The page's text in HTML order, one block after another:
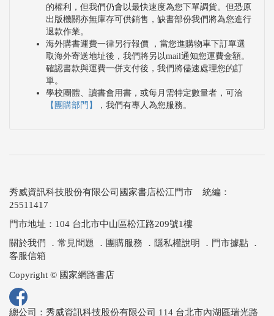
的權利，但我們仍會以最快速度為您下單調貨。但恐原
出版機關亦無庫存可供銷售，缺書部份我們將為您進行
退款作業。
海外購書運費一律另行報價 ，當您進購物車下訂單選
取海外寄送地址後，我們將另以mail通知您運費金額。
確認書款與運費一併支付後，我們將儘速處理您的訂
單。
學校團體、讀書會用書，或每月需特定數量者，可洽
【團購部門】
，我們有專人為您服務。
秀威資訊科技股份有限公司國家書店松江門市 統編：
25511417
門市地址：104 台北市中山區松江路209號1樓
關於我們
． 常見問題 ． 團購服務 ． 隱私權說明 ． 門市據點 ．
客服信箱
Copyright © 國家網路書店
總公司：秀威資訊科技股份有限公司 114 台北市內湖區瑞光路